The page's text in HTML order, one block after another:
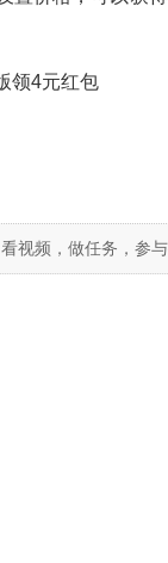
领4元红包
视频，做任务，参